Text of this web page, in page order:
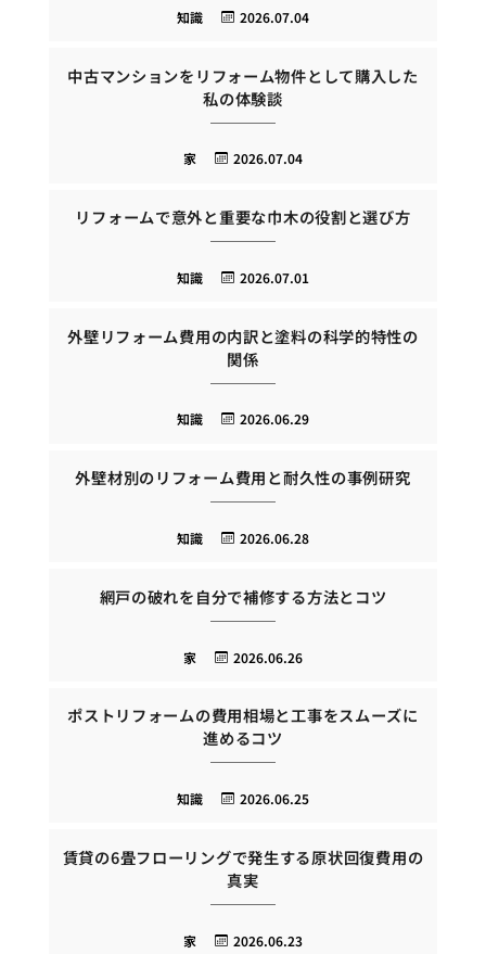
2026.07.04
知識
中古マンションをリフォーム物件として購入した
私の体験談
2026.07.04
家
リフォームで意外と重要な巾木の役割と選び方
2026.07.01
知識
外壁リフォーム費用の内訳と塗料の科学的特性の
関係
2026.06.29
知識
外壁材別のリフォーム費用と耐久性の事例研究
2026.06.28
知識
網戸の破れを自分で補修する方法とコツ
2026.06.26
家
ポストリフォームの費用相場と工事をスムーズに
進めるコツ
2026.06.25
知識
賃貸の6畳フローリングで発生する原状回復費用の
真実
2026.06.23
家